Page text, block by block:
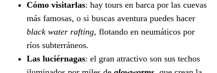
Cómo visitarlas: hay tours en barca por las cuevas
más famosas, o si buscas aventura puedes hacer
black water rafting, flotando en neumáticos por
ríos subterráneos.
Las luciérnagas: el gran atractivo son sus techos